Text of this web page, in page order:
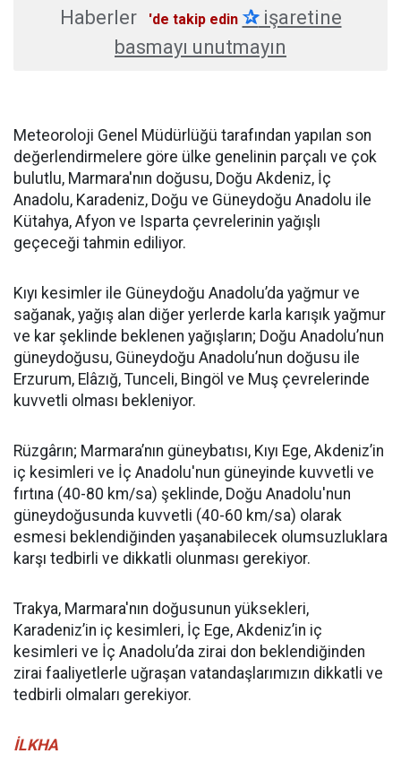
Haberler
'de takip edin ✰işaretine
basmayı unutmayın
Meteoroloji Genel Müdürlüğü tarafından yapılan son
değerlendirmelere göre ülke genelinin parçalı ve çok
bulutlu, Marmara'nın doğusu, Doğu Akdeniz, İç
Anadolu, Karadeniz, Doğu ve Güneydoğu Anadolu ile
Kütahya, Afyon ve Isparta çevrelerinin yağışlı
geçeceği tahmin ediliyor.
Kıyı kesimler ile Güneydoğu Anadolu’da yağmur ve
sağanak, yağış alan diğer yerlerde karla karışık yağmur
ve kar şeklinde beklenen yağışların; Doğu Anadolu’nun
güneydoğusu, Güneydoğu Anadolu’nun doğusu ile
Erzurum, Elâzığ, Tunceli, Bingöl ve Muş çevrelerinde
kuvvetli olması bekleniyor.
Rüzgârın; Marmara’nın güneybatısı, Kıyı Ege, Akdeniz’in
iç kesimleri ve İç Anadolu'nun güneyinde kuvvetli ve
fırtına (40-80 km/sa) şeklinde, Doğu Anadolu'nun
güneydoğusunda kuvvetli (40-60 km/sa) olarak
esmesi beklendiğinden yaşanabilecek olumsuzluklara
karşı tedbirli ve dikkatli olunması gerekiyor.
Trakya, Marmara'nın doğusunun yüksekleri,
Karadeniz’in iç kesimleri, İç Ege, Akdeniz’in iç
kesimleri ve İç Anadolu’da zirai don beklendiğinden
zirai faaliyetlerle uğraşan vatandaşlarımızın dikkatli ve
tedbirli olmaları gerekiyor.
İLKHA